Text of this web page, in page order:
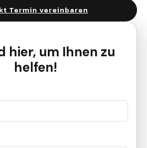
Termin vereinbaren
hier, um Ihnen zu
helfen!